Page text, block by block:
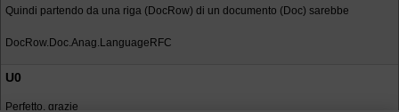
Quindi partendo da una riga (DocRow) di un documento (Doc) sarebbe
DocRow.Doc.Anag.LanguageRFC
U0
Perfetto, grazie